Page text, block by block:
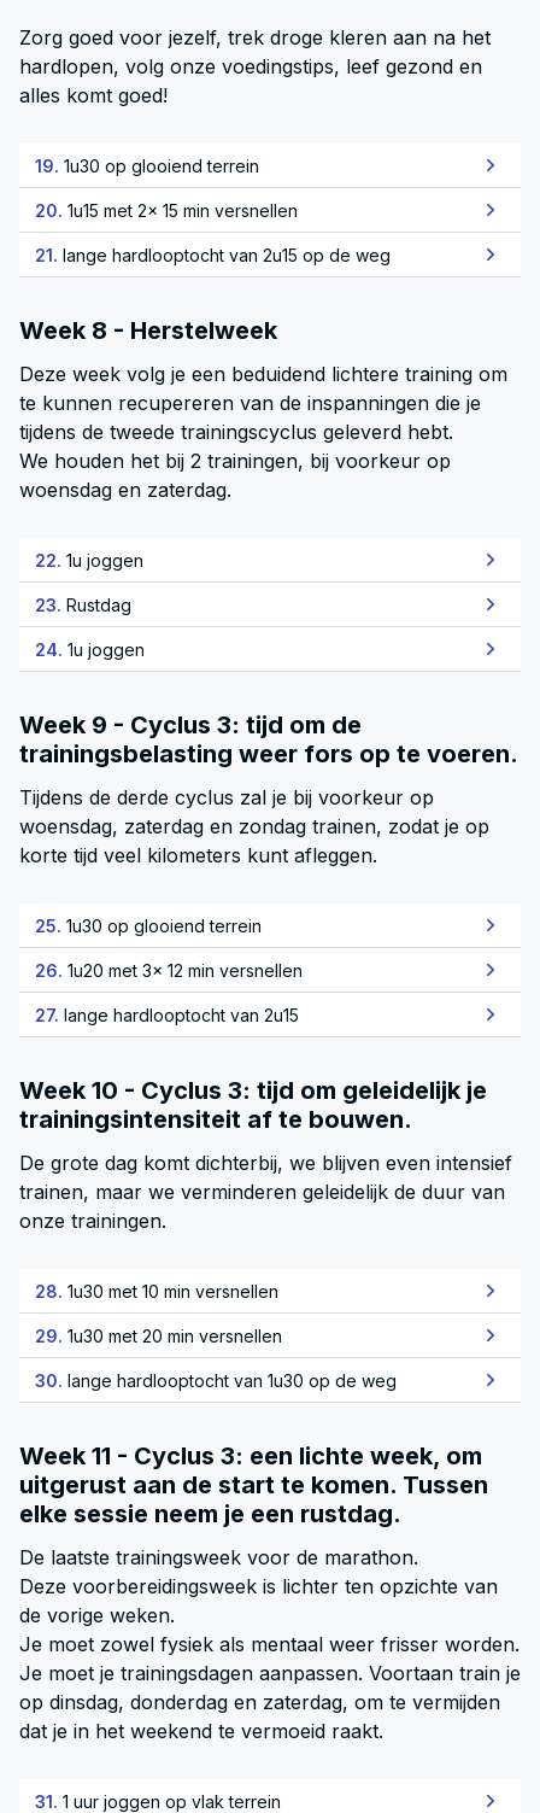
Zorg goed voor jezelf, trek droge kleren aan na het
hardlopen, volg onze voedingstips, leef gezond en
alles komt goed!
19. 1u30 op glooiend terrein
20. 1u15 met 2x 15 min versnellen
21. lange hardlooptocht van 2u15 op de weg
Week 8 - Herstelweek
Deze week volg je een beduidend lichtere training om
te kunnen recupereren van de inspanningen die je
tijdens de tweede trainingscyclus geleverd hebt.
We houden het bij 2 trainingen, bij voorkeur op
woensdag en zaterdag.
22. 1u joggen
23. Rustdag
24. 1u joggen
Week 9 - Cyclus 3: tijd om de
trainingsbelasting weer fors op te voeren.
Tijdens de derde cyclus zal je bij voorkeur op
woensdag, zaterdag en zondag trainen, zodat je op
korte tijd veel kilometers kunt afleggen.
25. 1u30 op glooiend terrein
26. 1u20 met 3x 12 min versnellen
27. lange hardlooptocht van 2u15
Week 10 - Cyclus 3: tijd om geleidelijk je
trainingsintensiteit af te bouwen.
De grote dag komt dichterbij, we blijven even intensief
trainen, maar we verminderen geleidelijk de duur van
onze trainingen.
28. 1u30 met 10 min versnellen
29. 1u30 met 20 min versnellen
30. lange hardlooptocht van 1u30 op de weg
Week 11 - Cyclus 3: een lichte week, om
uitgerust aan de start te komen. Tussen
elke sessie neem je een rustdag.
De laatste trainingsweek voor de marathon.
Deze voorbereidingsweek is lichter ten opzichte van
de vorige weken.
Je moet zowel fysiek als mentaal weer frisser worden.
Je moet je trainingsdagen aanpassen. Voortaan train je
op dinsdag, donderdag en zaterdag, om te vermijden
dat je in het weekend te vermoeid raakt.
31. 1 uur joggen op vlak terrein